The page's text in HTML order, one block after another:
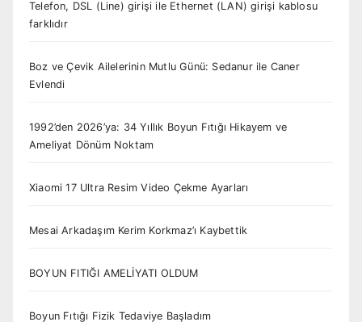
Telefon, DSL (Line) girişi ile Ethernet (LAN) girişi kablosu
farklıdır
Boz ve Çevik Ailelerinin Mutlu Günü: Sedanur ile Caner
Evlendi
1992’den 2026’ya: 34 Yıllık Boyun Fıtığı Hikayem ve
Ameliyat Dönüm Noktam
Xiaomi 17 Ultra Resim Video Çekme Ayarları
Mesai Arkadaşım Kerim Korkmaz’ı Kaybettik
BOYUN FITIĞI AMELİYATI OLDUM
Boyun Fıtığı Fizik Tedaviye Başladım